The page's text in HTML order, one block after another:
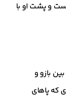
و پشت او با
بازو و
که پاهای